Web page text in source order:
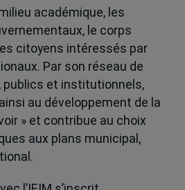
académique, les
le corps
citoyens intéressés par
Par son réseau de
publics et institutionnels,
au développement de la
» et contribue au choix
aux plans municipal,